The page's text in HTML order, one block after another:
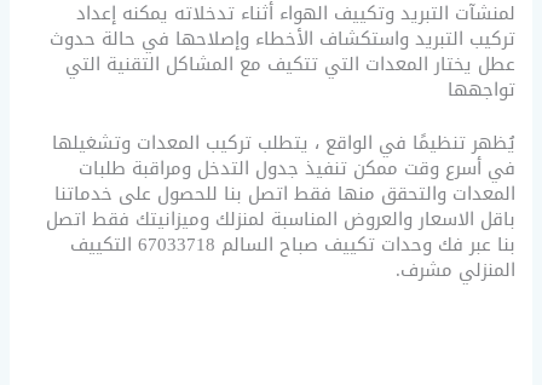
لمنشآت التبريد وتكييف الهواء أثناء تدخلاته يمكنه إعداد
تركيب التبريد واستكشاف الأخطاء وإصلاحها في حالة حدوث
عطل يختار المعدات التي تتكيف مع المشاكل التقنية التي
تواجهها
يُظهر تنظيمًا في الواقع ، يتطلب تركيب المعدات وتشغيلها
في أسرع وقت ممكن تنفيذ جدول التدخل ومراقبة طلبات
المعدات والتحقق منها فقط اتصل بنا للحصول على خدماتنا
باقل الاسعار والعروض المناسبة لمنزلك وميزانيتك فقط اتصل
بنا عبر فك وحدات تكييف صباح السالم 67033718 التكييف
المنزلي مشرف.